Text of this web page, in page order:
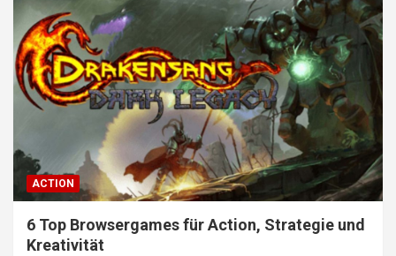
ACTION
6 Top Browsergames für Action, Strategie und
Kreativität